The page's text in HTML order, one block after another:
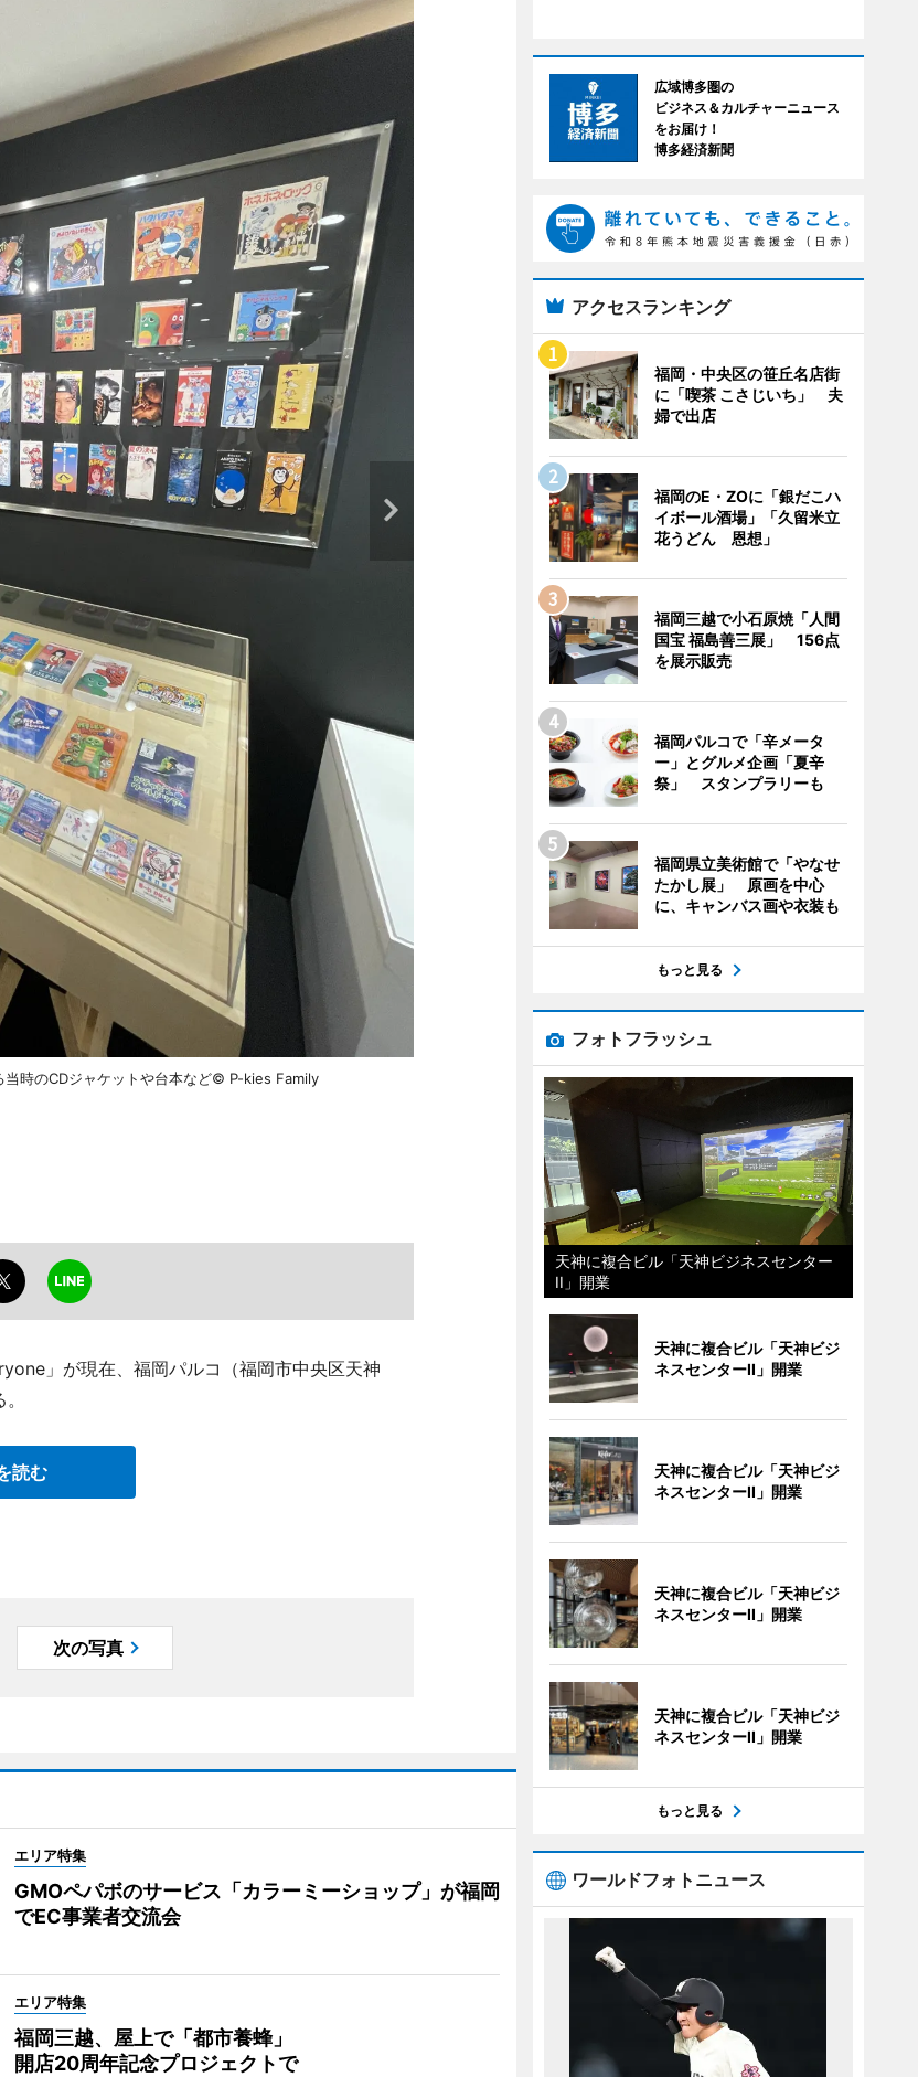
時のCDジャケットや台本など© P-kies Family
」が現在、福岡パルコ（福岡市中央区天神
読む
次の写真
エリア特集
GMOペパボのサービス「カラーミーショップ」が福岡
でEC事業者交流会
エリア特集
福岡三越、屋上で「都市養蜂」
開店20周年記念プロジェクトで
広域博多圏の
ビジネス＆カルチャーニュース
をお届け！
博多経済新聞
アクセスランキング
福岡・中央区の笹丘名店街
に「喫茶 こさじいち」 夫
婦で出店
福岡のE・ZOに「銀だこハ
イボール酒場」「久留米立
花うどん 恩想」
福岡三越で小石原焼「人間
国宝 福島善三展」 156点
を展示販売
福岡パルコで「辛メータ
ー」とグルメ企画「夏辛
祭」 スタンプラリーも
福岡県立美術館で「やなせ
たかし展」 原画を中心
に、キャンバス画や衣装も
もっと見る
フォトフラッシュ
天神に複合ビル「天神ビジネスセンター
II」開業
天神に複合ビル「天神ビジ
ネスセンターII」開業
天神に複合ビル「天神ビジ
ネスセンターII」開業
天神に複合ビル「天神ビジ
ネスセンターII」開業
天神に複合ビル「天神ビジ
ネスセンターII」開業
もっと見る
ワールドフォトニュース